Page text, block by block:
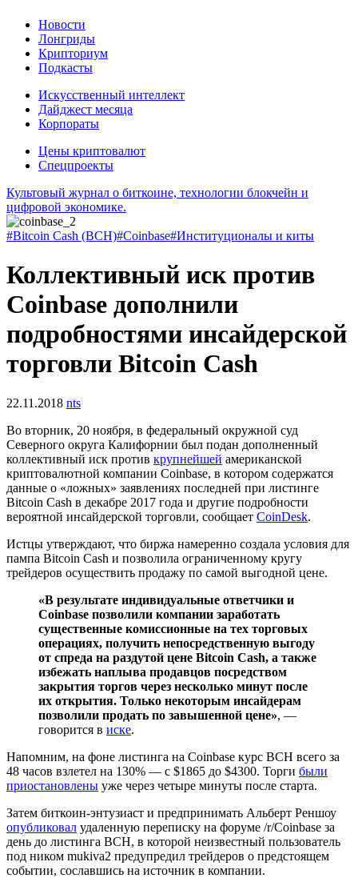
Новости
Лонгриды
Крипториум
Подкасты
Искусственный интеллект
Дайджест месяца
Корпораты
Цены криптовалют
Спецпроекты
Культовый журнал о биткоине, технологии блокчейн и
цифровой экономике.
#Bitcoin Cash (BCH)#Coinbase#Институционалы и киты
Коллективный иск против
Coinbase дополнили
подробностями инсайдерской
торговли Bitcoin Cash
22.11.2018 nts
Во вторник, 20 ноября, в федеральный окружной суд
Северного округа Калифорнии был подан дополненный
коллективный иск против крупнейшей американской
криптовалютной компании Coinbase, в котором содержатся
данные о «ложных» заявлениях последней при листинге
Bitcoin Cash в декабре 2017 года и другие подробности
вероятной инсайдерской торговли, сообщает CoinDesk.
Истцы утверждают, что биржа намеренно создала условия для
пампа Bitcoin Cash и позволила ограниченному кругу
трейдеров осуществить продажу по самой выгодной цене.
«В результате индивидуальные ответчики и
Coinbase позволили компании заработать
существенные комиссионные на тех торговых
операциях, получить непосредственную выгоду
от спреда на раздутой цене Bitcoin Cash, а также
избежать наплыва продавцов посредством
закрытия торгов через несколько минут после
их открытия. Только некоторым инсайдерам
позволили продать по завышенной цене», —
говорится в иске.
Напомним, на фоне листинга на Coinbase курс BCH всего за
48 часов взлетел на 130% — с $1865 до $4300. Торги были
приостановлены уже через четыре минуты после старта.
Затем биткоин-энтузиаст и предпринимать Альберт Реншоу
опубликовал удаленную переписку на форуме /r/Coinbase за
день до листинга BCH, в которой неизвестный пользователь
под ником mukiva2 предупредил трейдеров о предстоящем
событии, сославшись на источник в компании.